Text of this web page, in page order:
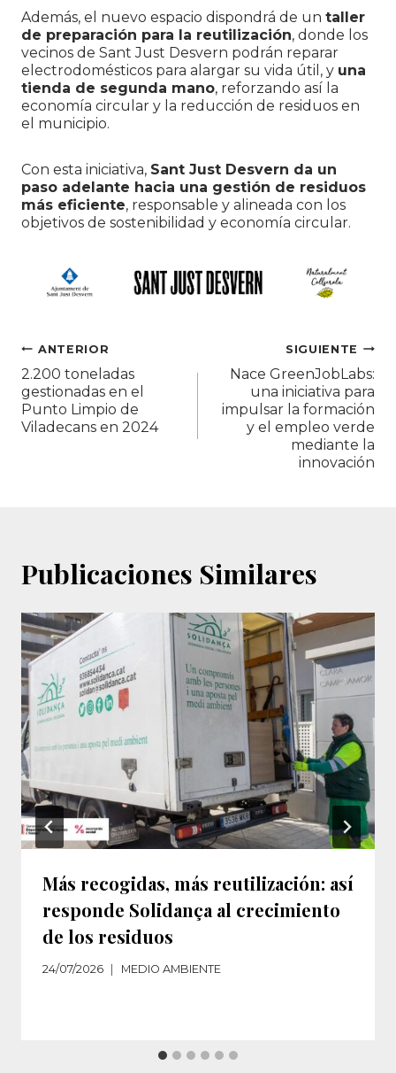
Además, el nuevo espacio dispondrá de un taller
de preparación para la reutilización, donde los
vecinos de Sant Just Desvern podrán reparar
electrodomésticos para alargar su vida útil, y una
tienda de segunda mano, reforzando así la
economía circular y la reducción de residuos en
el municipio.
Con esta iniciativa, Sant Just Desvern da un
paso adelante hacia una gestión de residuos
más eficiente, responsable y alineada con los
objetivos de sostenibilidad y economía circular.
Navegación
de
entradas
ANTERIOR
2.200 toneladas
gestionadas en el
Punto Limpio de
Viladecans en 2024
SIGUIENTE
Nace GreenJobLabs:
una iniciativa para
impulsar la formación
y el empleo verde
mediante la
innovación
Publicaciones Similares
Más recogidas, más reutilización: así
responde Solidança al crecimiento
de los residuos‌
24/07/2026 MEDIO AMBIENTE